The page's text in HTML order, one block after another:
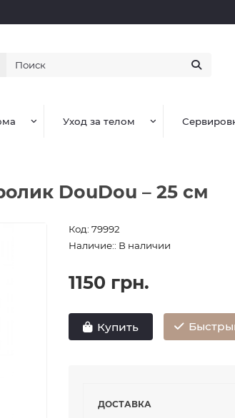
Уход за телом
DouDou – 25 см
Код: 79992
Наличие:: В наличии
1150 грн.
Купить
ДОСТАВКА